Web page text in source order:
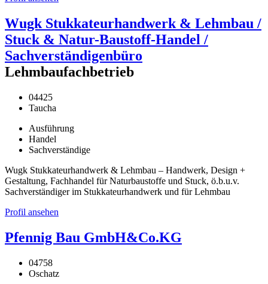
Wugk Stukkateurhandwerk & Lehmbau /
Stuck & Natur-Baustoff-Handel /
Sachverständigenbüro
Lehmbaufachbetrieb
04425
Taucha
Ausführung
Handel
Sachverständige
Wugk Stukkateurhandwerk & Lehmbau – Handwerk, Design +
Gestaltung, Fachhandel für Naturbaustoffe und Stuck, ö.b.u.v.
Sachverständiger im Stukkateurhandwerk und für Lehmbau
Profil ansehen
Pfennig Bau GmbH&Co.KG
04758
Oschatz